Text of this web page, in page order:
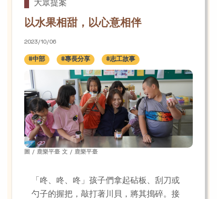
大眾提案
以水果相甜，以心意相伴
2023/10/06
#中部 #專長分享 #志工故事
圖 / 鹿樂平臺 文 / 鹿樂平臺
「咚、咚、咚」孩子們拿起砧板、刮刀或
勺子的握把，敲打著川貝，將其搗碎。接